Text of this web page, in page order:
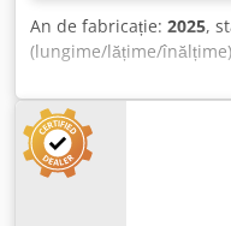
An de fabricație: 2025,
(lungime/lățime/
5000 kg Necesar total
3013-100 - Suprafața de
din oțel stabile, grosime
presare 100 t (3,1 kg/
6 cilindri hidraulici cu
Hkpedhsa - Pompă